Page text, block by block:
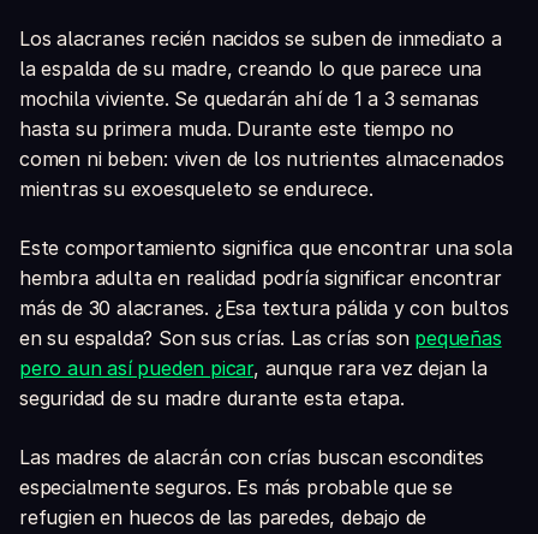
Los alacranes recién nacidos se suben de inmediato a
la espalda de su madre, creando lo que parece una
mochila viviente. Se quedarán ahí de 1 a 3 semanas
hasta su primera muda. Durante este tiempo no
comen ni beben: viven de los nutrientes almacenados
mientras su exoesqueleto se endurece.
Este comportamiento significa que encontrar una sola
hembra adulta en realidad podría significar encontrar
más de 30 alacranes. ¿Esa textura pálida y con bultos
en su espalda? Son sus crías. Las crías son pequeñas
pero aun así pueden picar, aunque rara vez dejan la
seguridad de su madre durante esta etapa.
Las madres de alacrán con crías buscan escondites
especialmente seguros. Es más probable que se
refugien en huecos de las paredes, debajo de